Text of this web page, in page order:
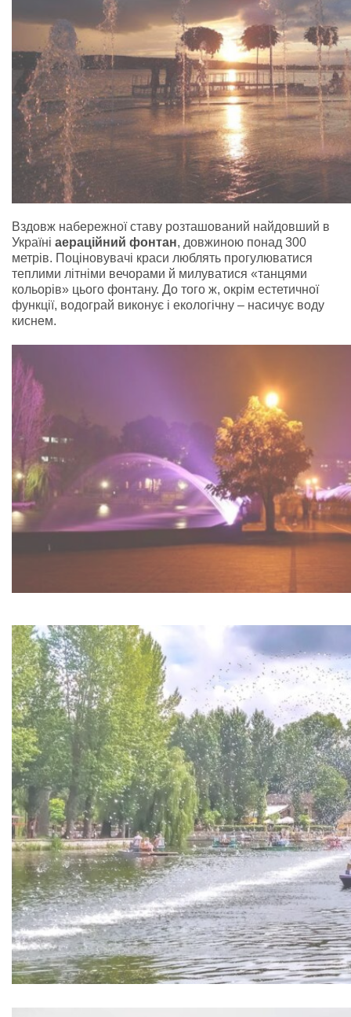
Вздовж набережної ставу розташований найдовший в
Україні аераційний фонтан, довжиною понад 300
метрів. Поціновувачі краси люблять прогулюватися
теплими літніми вечорами й милуватися «танцями
кольорів» цього фонтану. До того ж, окрім естетичної
функції, водограй виконує і екологічну – насичує воду
киснем.